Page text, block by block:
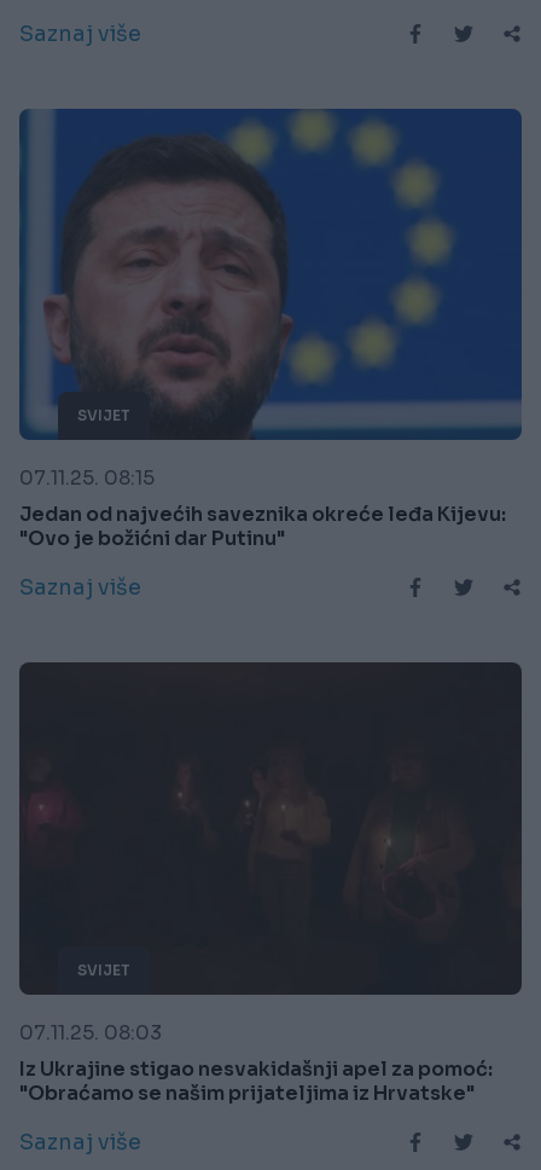
Saznaj više
SVIJET
07.11.25. 08:15
Jedan od najvećih saveznika okreće leđa Kijevu:
"Ovo je božićni dar Putinu"
Saznaj više
SVIJET
07.11.25. 08:03
Iz Ukrajine stigao nesvakidašnji apel za pomoć:
"Obraćamo se našim prijateljima iz Hrvatske"
Saznaj više